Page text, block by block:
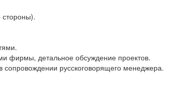
стороны).
фирмы, детальное обсуждение проектов.
русскоговорящего менеджера.